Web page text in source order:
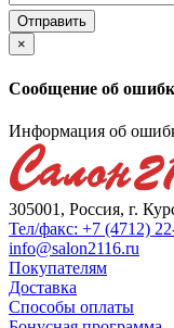
×
Сообщение об
Информация об
305001, Россия, г.
Тел/факс: +7 (4712)
info@salon2116.ru
Покупателям
Доставка
Способы оплаты